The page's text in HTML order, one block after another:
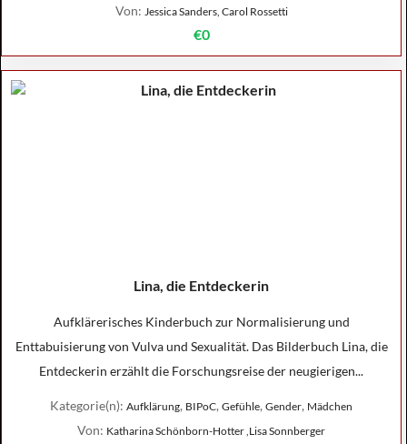
Von: Jessica Sanders, Carol Rossetti
€0
Lina, die Entdeckerin
Aufklärerisches Kinderbuch zur Normalisierung und
Enttabuisierung von Vulva und Sexualität. Das Bilderbuch Lina, die
Entdeckerin erzählt die Forschungsreise der neugierigen...
Kategorie(n): Aufklärung, BIPoC, Gefühle, Gender, Mädchen
Von: Katharina Schönborn-Hotter ,Lisa Sonnberger